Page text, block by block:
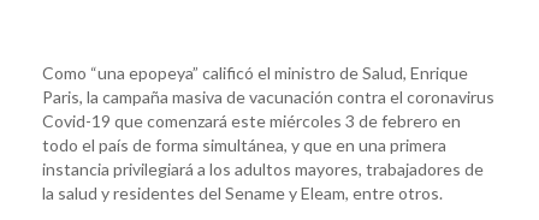
Como “una epopeya” calificó el ministro de Salud, Enrique
Paris, la campaña masiva de vacunación contra el coronavirus
Covid-19 que comenzará este miércoles 3 de febrero en
todo el país de forma simultánea, y que en una primera
instancia privilegiará a los adultos mayores, trabajadores de
la salud y residentes del Sename y Eleam, entre otros.